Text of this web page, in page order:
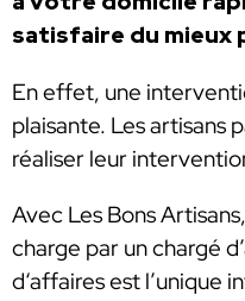
satisfaire du mieux
En effet, une
plaisante. Les artisans
réaliser leur
Avec Les Bons
charge par un chargé
d‘affaires est l’unique